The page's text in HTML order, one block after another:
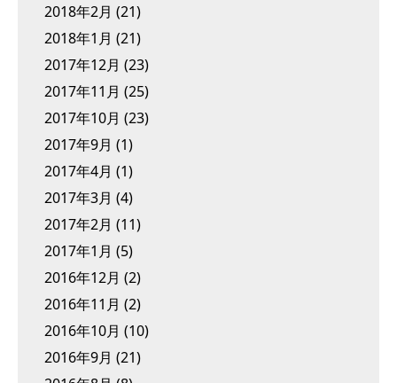
2018年2月 (21)
2018年1月 (21)
2017年12月 (23)
2017年11月 (25)
2017年10月 (23)
2017年9月 (1)
2017年4月 (1)
2017年3月 (4)
2017年2月 (11)
2017年1月 (5)
2016年12月 (2)
2016年11月 (2)
2016年10月 (10)
2016年9月 (21)